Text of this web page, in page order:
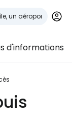
d'informations